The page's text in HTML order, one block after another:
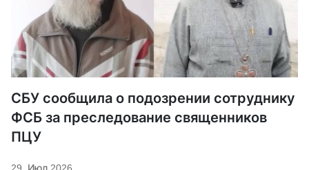
СБУ сообщила о подозрении сотруднику
ФСБ за преследование священников
ПЦУ